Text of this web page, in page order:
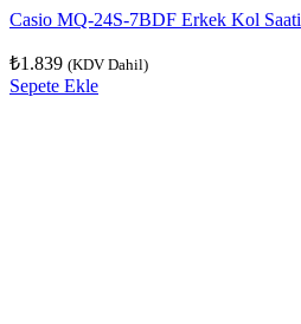
Casio MQ-24S-7BDF Erkek Kol Saati
₺1.839 (KDV Dahil)
Sepete Ekle